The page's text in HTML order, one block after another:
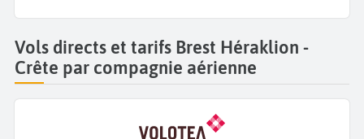
Vols directs et tarifs Brest Héraklion -
Crête par compagnie aérienne